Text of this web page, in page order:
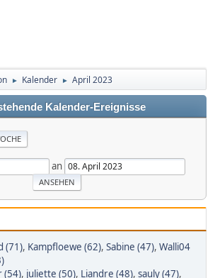
► Kalender ► April 2023
Kalender-Ereignisse
an
(71), Kampfloewe (62), Sabine (47), Walli04
(54), juliette (50), Liandre (48), sauly (47),